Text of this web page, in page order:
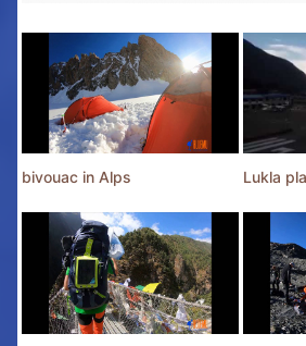
bivouac in Alps Lukla